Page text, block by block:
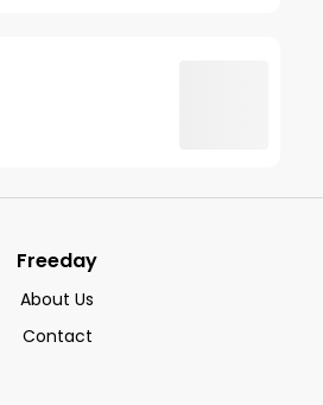
Freeday
About Us
Contact